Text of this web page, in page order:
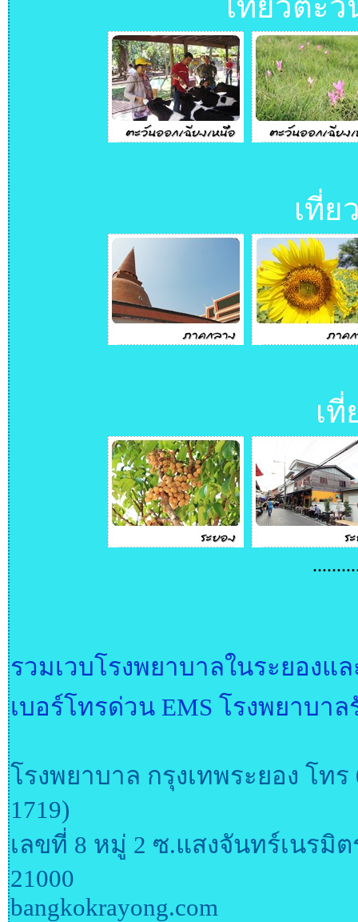
เที่ยวตะ
เที่ย
เที่
รวมเวบโรงพยาบาลในระยองแ
เบอร์โทรด่วน EMS โรงพยาบา
โรงพยาบาล กรุงเทพระยอง โทร
1719)
เลขที่ 8 หมู่ 2 ซ.แสงจันทร์เนรมิต
21000
bangkokrayong.com